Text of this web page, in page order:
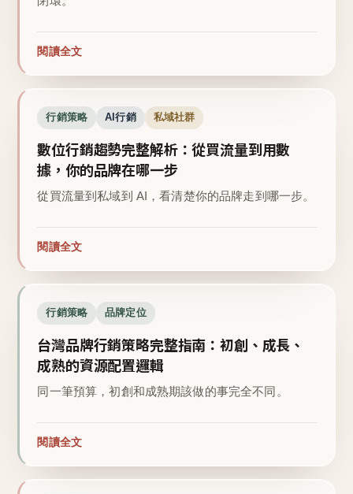
閱讀全文
行銷策略 AI行銷 私域社群
數位行銷趨勢完整解析：從買流量到用數
據，你的品牌在哪一步
從買流量到私域到 AI，看清楚你的品牌走到哪一步。
閱讀全文
行銷策略 品牌定位
台灣品牌行銷策略完整指南：初創、成長、
成熟的資源配置邏輯
同一筆預算，初創和成熟期該做的事完全不同。
閱讀全文